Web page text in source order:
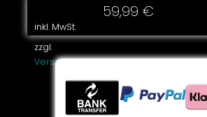
59,99€
inkl. MwSt.
zzgl.
Versandkosten